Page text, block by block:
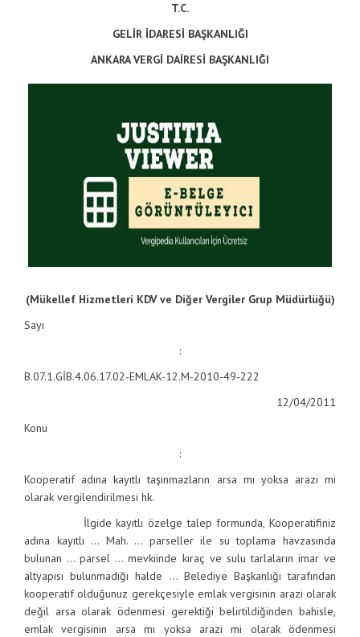
T.C.
GELİR İDARESİ BAŞKANLIĞI
ANKARA VERGİ DAİRESİ BAŞKANLIĞI
(Mükellef Hizmetleri KDV ve Diğer Vergiler Grup Müdürlüğü)
Sayı
:
B.07.1.GİB.4.06.17.02-EMLAK-12.M-2010-49-222
12/04/2011
Konu
:
Kooperatif adına kayıtlı taşınmazların arsa mı yoksa arazi mi
olarak vergilendirilmesi hk.
İlgide kayıtlı özelge talep formunda, Kooperatifiniz
adına kayıtlı … Mah. … parseller ile su toplama havzasında
bulunan … parsel … mevkiinde kıraç ve sulu tarlaların imar ve
altyapısı bulunmadığı halde … Belediye Başkanlığı tarafından
kooperatif olduğunuz gerekçesiyle emlak vergisinin arazi olarak
değil arsa olarak ödenmesi gerektiği belirtildiğinden bahisle,
emlak vergisinin arsa mı yoksa arazi mi olarak ödenmesi